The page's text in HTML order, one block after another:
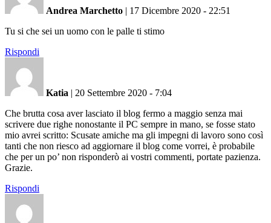
Andrea Marchetto | 17 Dicembre 2020 - 22:51
Tu si che sei un uomo con le palle ti stimo
Rispondi
Katia | 20 Settembre 2020 - 7:04
Che brutta cosa aver lasciato il blog fermo a maggio senza mai
scrivere due righe nonostante il PC sempre in mano, se fosse stato
mio avrei scritto: Scusate amiche ma gli impegni di lavoro sono così
tanti che non riesco ad aggiornare il blog come vorrei, è probabile
che per un po’ non risponderò ai vostri commenti, portate pazienza.
Grazie.
Rispondi